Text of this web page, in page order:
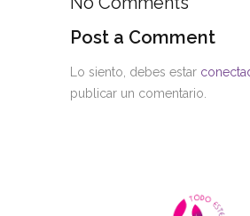
Post a Comment
Lo siento, debes estar
publicar un comentario.